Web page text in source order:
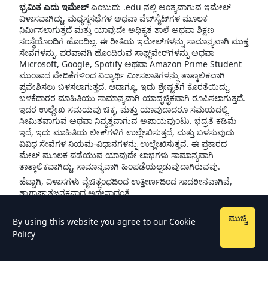
ಭ್ರಮಿತ ಎದು ಇಮೇಲ್ಎಂಬುದು .edu ನಲ್ಲಿ ಅಂತ್ಯವಾಗುವ ಇಮೇಲ್
ವಿಳಾಸವಾಗಿದ್ದು, ಮಧ್ಯಸ್ಥಸಭೆಗಳ ಅಥವಾ ವೆಬ್‌ಸೈಟ್‌ಗಳ ಮೂಲಕ
ನಿರ್ಮಿಸಲಾಗುತ್ತದೆ ಮತ್ತು ಯಾವುದೇ ಅಧಿಕೃತ ಶಾಲೆ ಅಥವಾ ಶಿಕ್ಷಣ
ಸಂಸ್ಥೆಯೊಂದಿಗೆ ಹೊಂದಿಲ್ಲ. ಈ ರೀತಿಯ ಇಮೇಲ್‌ಗಳನ್ನು ಸಾಮಾನ್ಯವಾಗಿ ಮುಕ್ತ
ಸೇವೆಗಳನ್ನು, ಪರವಾನಗಿ ಹೊಂದಿರುವ ಸಾಫ್ಟ್‌ವೇರ್‌ಗಳನ್ನು ಅಥವಾ
Microsoft, Google, Spotify ಅಥವಾ Amazon Prime Student
ಮುಂತಾದ ವೇದಿಕೆಗಳಿಂದ ವಿದ್ಯಾರ್ಥಿ ಮೀಸಲಾತಿಗಳನ್ನು ತಾತ್ಕಾಲಿಕವಾಗಿ
ಪ್ರವೇಶಿಸಲು ಬಳಸಲಾಗುತ್ತದೆ. ಆದಾಗ್ಯೂ, ಇದು ಶ್ರೇಷ್ಟತೆಗೆ ಕೊರತೆಯಿದ್ದು,
ಬಳಕೆದಾರರ ಮಾಹಿತಿಯು ಸಾಮಾನ್ಯವಾಗಿ ಯಾದೃಚ್ಛಿಕವಾಗಿ ರೂಪಿಸಲಾಗುತ್ತದೆ.
ಇದರ ಉಲ್ಲೇಖ ಸಮಯವು ಚಿಕ್ಕ, ಮತ್ತು ಯಾವುದಾದರೂ ಸಮಯದಲ್ಲಿ
ಸೀಮಿತವಾಗುವ ಅಥವಾ ನಿವೃತ್ತವಾಗುವ ಅಪಾಯವುಂಟು. ಭದ್ರತೆ ಕಡಿಮೆ
ಇದೆ, ಇದು ಮಾಹಿತಿಯ ಲೀಕ್‌ಗಳಿಗೆ ಉಲ್ಲೇಖಿಸುತ್ತದೆ, ಮತ್ತು ಬಳಸುವುದು
ವಿವಿಧ ಸೇವೆಗಳ ನಿಯಮ-ವಿಧಾನಗಳನ್ನು ಉಲ್ಲೇಖಿಸುತ್ತವೆ. ಈ ಪ್ರಕಾರದ
ಮೇಲ್ ಮೂಲಕ ಪಡೆಯುವ ಯಾವುದೇ ಲಾಭಗಳು ಸಾಮಾನ್ಯವಾಗಿ
ತಾತ್ಕಾಲಿಕವಾಗಿದ್ದು, ಸಾಮಾನ್ಯವಾಗಿ ಹಿಂಪಡೆಯಲ್ಪಡುವುದಾಗಿರುವವು.
ಹೆಚ್ಚಾಗಿ, ವಿಳಾಸಗಳು ವೈಚಿತ್ಬಂಧದಿಂದ ಉತ್ತೀರ್ಣದಿಂದ ಸಾದರೀನವಾಗಿವೆ,
ಶ್ರಾಗಾಘಾತಜನಕವಾದ ಅಥೇನಾದಂತೆ.
By using this website you agree to our Cookie
Policy
ಮುಚ್ಚಿ